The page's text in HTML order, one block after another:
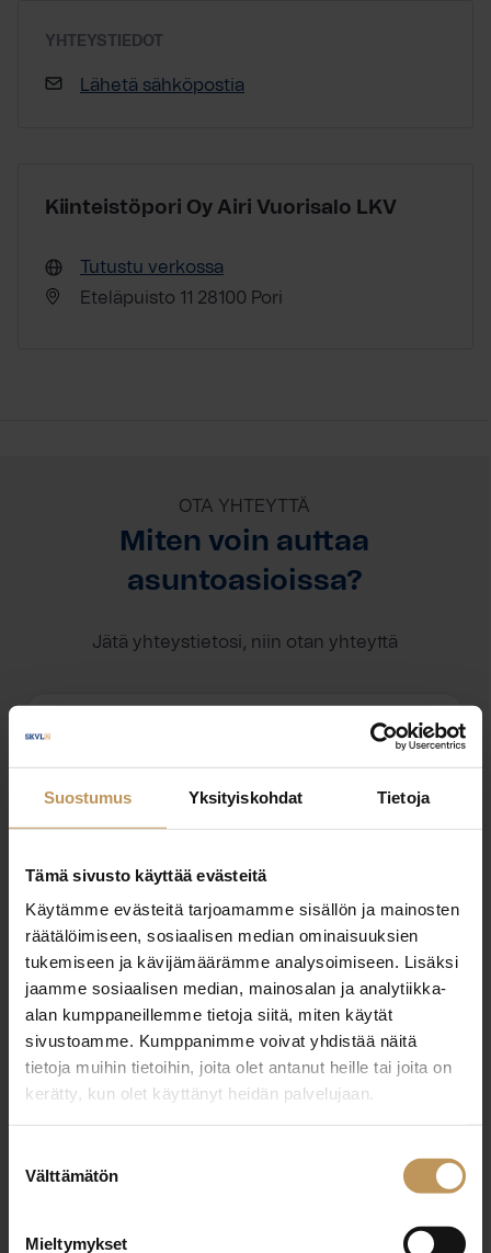
Suostumus Yksityiskohdat Tietoja
Tämä sivusto käyttää evästeitä
Käytämme evästeitä tarjoamamme sisällön ja mainosten
räätälöimiseen, sosiaalisen median ominaisuuksien
tukemiseen ja kävijämäärämme analysoimiseen. Lisäksi
jaamme sosiaalisen median, mainosalan ja analytiikka-
alan kumppaneillemme tietoja siitä, miten käytät
sivustoamme. Kumppanimme voivat yhdistää näitä
tietoja muihin tietoihin, joita olet antanut heille tai joita on
kerätty, kun olet käyttänyt heidän palvelujaan.
valinta
Välttämätön
Mieltymykset
YHTEYSTIEDOT
Lähetä sähköpostia
Kiinteistöpori Oy Airi Vuorisalo LKV
Tutustu verkossa
Eteläpuisto 11 28100 Pori
OTA YHTEYTTÄ
Miten voin auttaa
asuntoasioissa?
Jätä yhteystietosi, niin otan yhteyttä
"*" näyttää pakolliset kentät
Aihe
Nimi*
Sähköposti